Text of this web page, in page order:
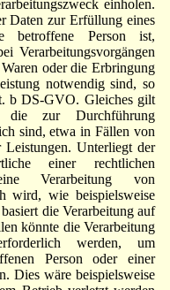
einholen.
Daten zur Erfüllung eines
betroffene Person ist,
Verarbeitungsvorgängen
oder die Erbringung
notwendig sind, so
b DS-GVO. Gleiches gilt
die zur Durchführung
sind, etwa in Fällen von
Leistungen. Unterliegt der
einer rechtlichen
Verarbeitung von
wird, wie beispielsweise
die Verarbeitung auf
könnte die Verarbeitung
werden, um
Person oder einer
Dies wäre beispielsweise